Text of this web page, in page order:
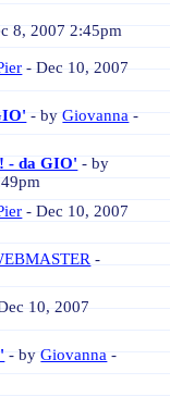
8, 2007 2:45pm
- Dec 10, 2007
- byGiovanna -
- da GIO' - by
- Dec 10, 2007
-
10, 2007
- byGiovanna -